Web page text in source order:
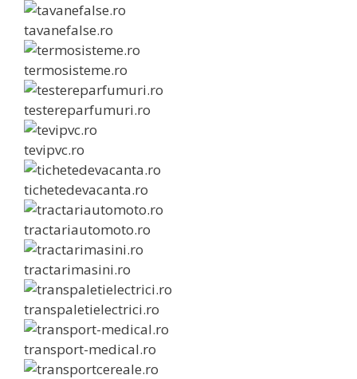
tavanefalse.ro
termosisteme.ro
testereparfumuri.ro
tevipvc.ro
tichetedevacanta.ro
tractariautomoto.ro
tractarimasini.ro
transpaletielectrici.ro
transport-medical.ro